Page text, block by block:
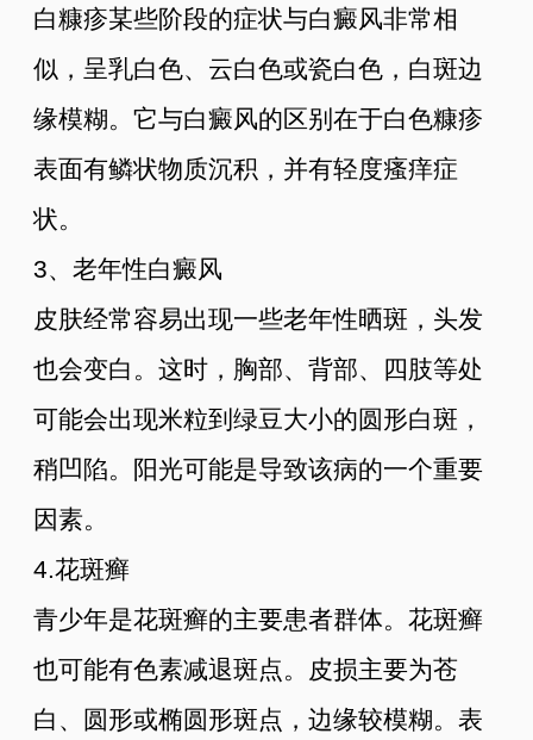
白糠疹某些阶段的症状与白癜风非常相
似，呈乳白色、云白色或瓷白色，白斑边
缘模糊。它与白癜风的区别在于白色糠疹
表面有鳞状物质沉积，并有轻度瘙痒症
状。
3、老年性白癜风
皮肤经常容易出现一些老年性晒斑，头发
也会变白。这时，胸部、背部、四肢等处
可能会出现米粒到绿豆大小的圆形白斑，
稍凹陷。阳光可能是导致该病的一个重要
因素。
4.花斑癣
青少年是花斑癣的主要患者群体。花斑癣
也可能有色素减退斑点。皮损主要为苍
白、圆形或椭圆形斑点，边缘较模糊。表